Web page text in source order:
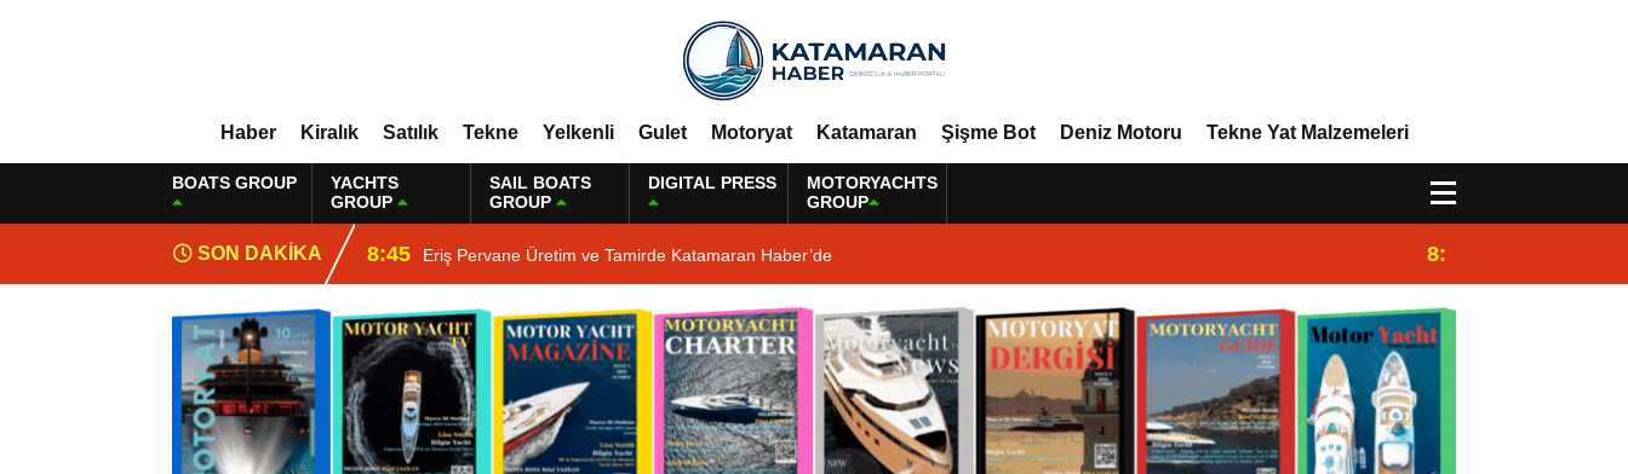
Haber Kiralık Satılık Tekne Yelkenli Gulet Motoryat Katamaran Şişme Bot Deniz Motoru Tekne Yat Malzemeleri
BOATS GROUP
YACHTS
GROUP
SAIL BOATS
GROUP
DIGITAL PRESS
MOTORYACHTS
GROUP
SON DAKİKA 8:45 Eriş Pervane Üretim ve Tamirde Katamaran Haber’de 8:29